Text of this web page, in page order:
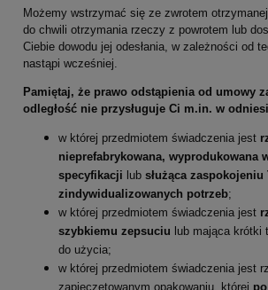
Możemy wstrzymać się ze zwrotem
do chwili otrzymania rzeczy z powrotem lub
Ciebie dowodu jej odesłania, w zależności od
nastąpi wcześniej.
Pamiętaj, że prawo odstąpienia od umowy
odległość nie przysługuje Ci m.in. w
w której przedmiotem świadczenia jest
nieprefabrykowana, wyprodukowana
specyfikacji lub służąca zaspokojeniu
zindywidualizowanych potrzeb;
w której przedmiotem świadczenia jest
szybkiemu zepsuciu lub mająca krótki
do użycia;
w której przedmiotem świadczenia jest
zapieczętowanym opakowaniu, której